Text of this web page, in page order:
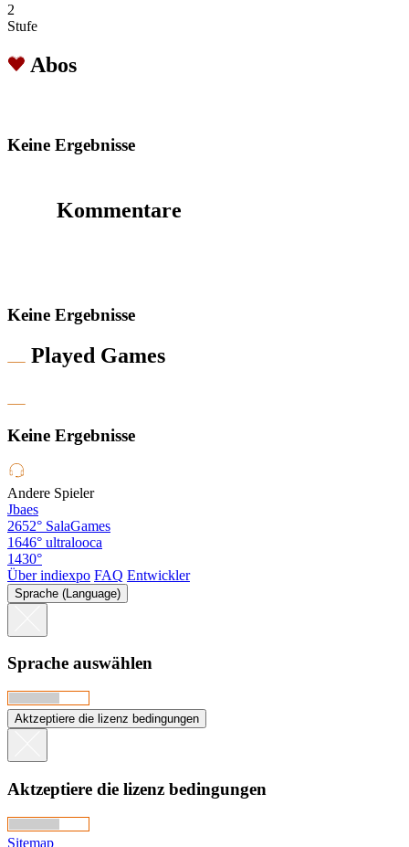
2
Stufe
Abos
Keine Ergebnisse
Kommentare
Keine Ergebnisse
Played Games
Keine Ergebnisse
Andere Spieler
Jbaes
2652° SalaGames
1646° ultralooca
1430°
Über indiexpo FAQ Entwickler
Sprache (Language)
Sprache auswählen
Aktzeptiere die lizenz bedingungen
Aktzeptiere die lizenz bedingungen
Sitemap